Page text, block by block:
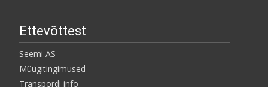
Ettevõttest
Seemi AS
Müügitingimused
Transpordi info